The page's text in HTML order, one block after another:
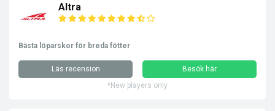
Altra
Bästa löparskor för breda fötter
Läs recension
Besök här
*New players only